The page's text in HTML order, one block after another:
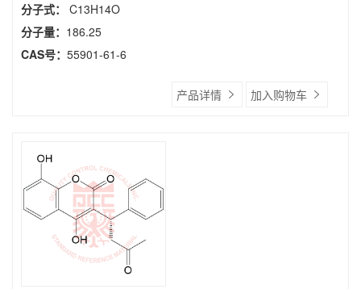
分子式： C13H14O
分子量： 186.25
CAS号： 55901-61-6
产品详情 加入购物车